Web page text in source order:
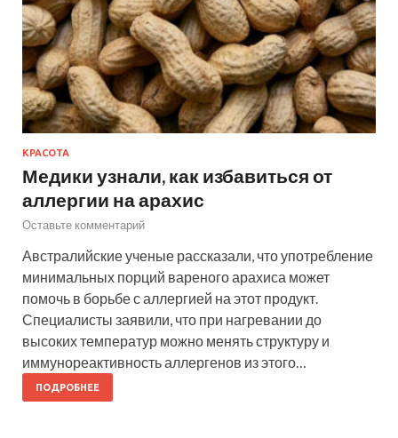
КРАСОТА
Медики узнали, как избавиться от
аллергии на арахис
Оставьте комментарий
Австралийские ученые рассказали, что употребление
минимальных порций вареного арахиса может
помочь в борьбе с аллергией на этот продукт.
Специалисты заявили, что при нагревании до
высоких температур можно менять структуру и
иммунореактивность аллергенов из этого…
ПОДРОБНЕЕ